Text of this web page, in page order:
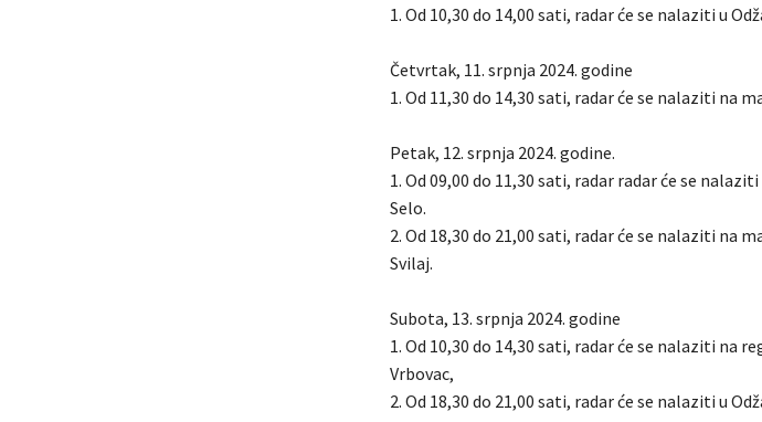
1. Od 10,30 do 14,00 sati, radar će se nalaziti u
Četvrtak, 11. srpnja 2024. godine
1. Od 11,30 do 14,30 sati, radar će se nalaziti na
Petak, 12. srpnja 2024. godine.
1. Od 09,00 do 11,30 sati, radar radar će se
Selo.
2. Od 18,30 do 21,00 sati, radar će se nalaziti na
Svilaj.
Subota, 13. srpnja 2024. godine
1. Od 10,30 do 14,30 sati, radar će se nalaziti na
Vrbovac,
2. Od 18,30 do 21,00 sati, radar će se nalaziti u